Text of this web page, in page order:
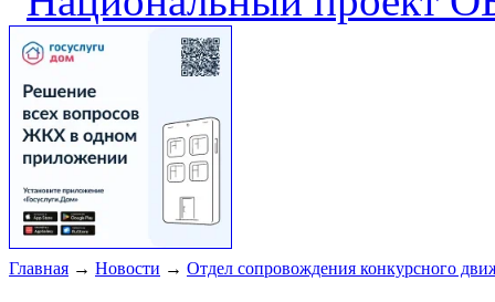
Главная → Новости → Отдел сопровождения конкурсного